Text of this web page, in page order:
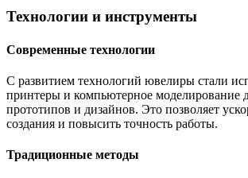
Технологии и инструменты
Современные технологии
С развитием технологий ювелиры стали
принтеры и компьютерное моделирование
прототипов и дизайнов. Это позволяет
создания и повысить точность работы.
Традиционные методы